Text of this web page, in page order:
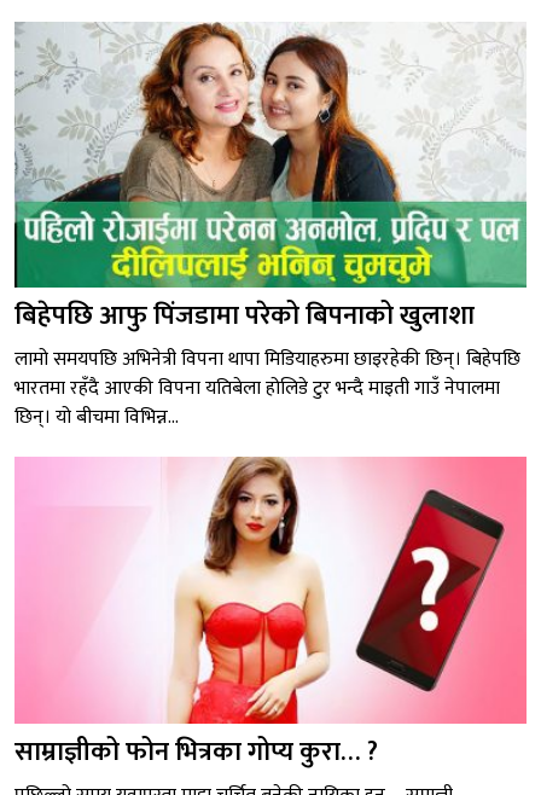
बिहेपछि आफु पिंजडामा परेको बिपनाको खुलाशा
लामो समयपछि अभिनेत्री विपना थापा मिडियाहरुमा छाइरहेकी छिन्। बिहेपछि
भारतमा रहँदै आएकी विपना यतिबेला होलिडे टुर भन्दै माइती गाउँ नेपालमा
छिन्। यो बीचमा विभिन्न...
साम्राज्ञीको फोन भित्रका गोप्य कुरा… ?